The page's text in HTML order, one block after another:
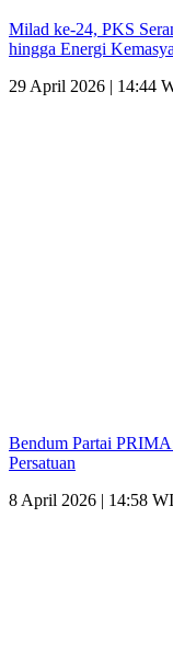
Milad ke-24, PKS
hingga Energi
29 April 2026 | 14:44
Bendum Partai
Persatuan
8 April 2026 | 14:58